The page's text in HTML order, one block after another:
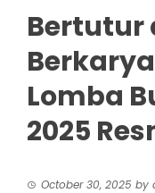
Bertutur
Lomba
2025
October 30, 2025 by